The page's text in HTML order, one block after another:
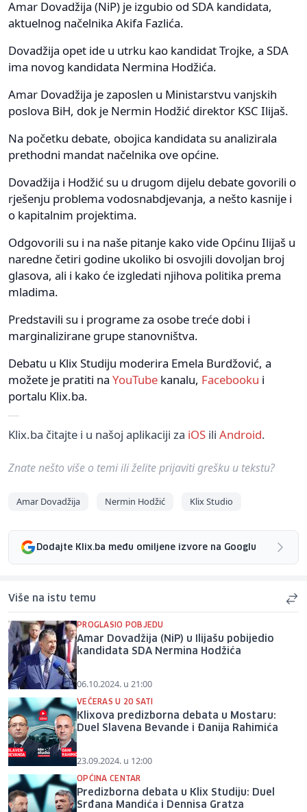
Amar Dovadžija (NiP) je izgubio od SDA kandidata,
aktuelnog načelnika Akifa Fazlića.
Dovadžija opet ide u utrku kao kandidat Trojke, a SDA
ima novog kandidata Nermina Hodžića.
Amar Dovadžija je zaposlen u Ministarstvu vanjskih
poslova BiH, dok je Nermin Hodžić direktor KSC Ilijaš.
Na početku debate, obojica kandidata su analizirala
prethodni mandat načelnika ove općine.
Dovadžija i Hodžić su u drugom dijelu debate govorili o
rješenju problema vodosnabdjevanja, a nešto kasnije i
o kapitalnim projektima.
Odgovorili su i na naše pitanje kako vide Općinu Ilijaš u
naredne četiri godine ukoliko bi osvojili dovoljan broj
glasova, ali i kako će izgledati njihova politika prema
mladima.
Predstavili su i programe za osobe treće dobi i
marginalizirane grupe stanovništva.
Debatu u Klix Studiju moderira Emela Burdžović, a
možete je pratiti na YouTube kanalu, Facebooku i
portalu Klix.ba.
Klix.ba čitajte i u našoj aplikaciji za iOS ili Android.
Znate nešto više o temi ili želite prijaviti grešku u tekstu?
Amar Dovadžija Nermin Hodžić Klix Studio
Dodajte Klix.ba među omiljene izvore na Googlu
Više na istu temu
PROGLASIO POBJEDU
Amar Dovadžija (NiP) u Ilijašu pobijedio
kandidata SDA Nermina Hodžića
06.10.2024. u 21:00
VEČERAS U 20 SATI
Klixova predizborna debata u Mostaru:
Duel Slavena Bevande i Đanija Rahimića
23.09.2024. u 12:00
OPĆINA CENTAR
Predizborna debata u Klix Studiju: Duel
Srđana Mandića i Dennisa Gratza